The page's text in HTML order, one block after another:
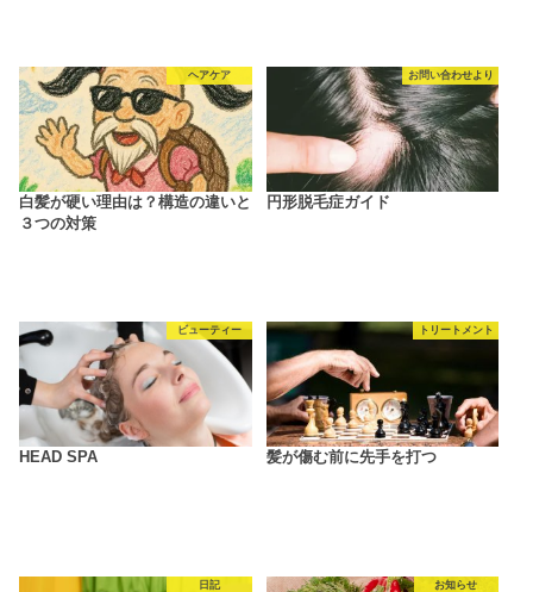
ヘアケア
白髪が硬い理由は？構造の違いと
３つの対策
お問い合わせより
円形脱毛症ガイド
ビューティー
HEAD SPA
トリートメント
髪が傷む前に先手を打つ
日記 お知らせ